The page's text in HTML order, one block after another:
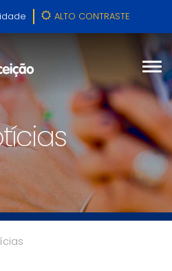
ALTO CONTRASTE